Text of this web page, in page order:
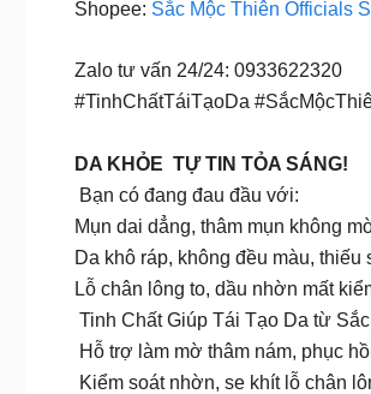
Shopee: Sắc Mộc Thiên Officials
Zalo tư vấn 24/24: 0933622320
#TinhChấtTáiTạoDa
DA KHỎE TỰ TIN TỎA SÁNG!
Bạn có đang đau đầu với:
Mụn dai dẳng, thâm mụn không
Da khô ráp, không đều màu, thiếu
Lỗ chân lông to, dầu nhờn mất
Tinh Chất Giúp Tái Tạo Da từ
Hỗ trợ làm mờ thâm nám, phục
Kiểm soát nhờn, se khít lỗ chân